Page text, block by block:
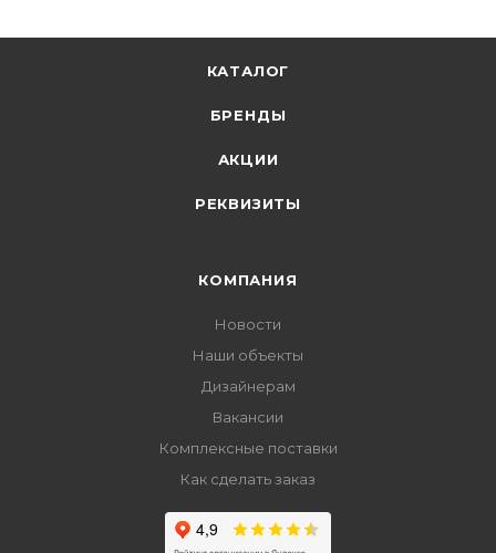
КАТАЛОГ
БРЕНДЫ
АКЦИИ
РЕКВИЗИТЫ
КОМПАНИЯ
Новости
Наши объекты
Дизайнерам
Вакансии
Комплексные поставки
Как сделать заказ